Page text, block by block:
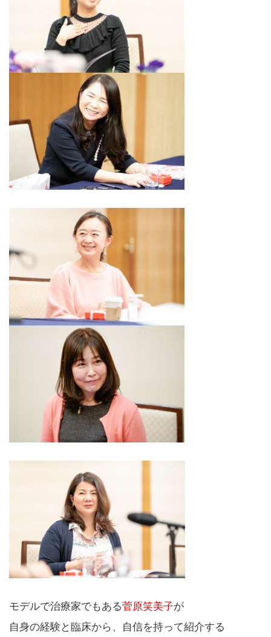
モデルで治療家でもある菅原笑美子が
自身の経験と臨床から、自信を持って紹介する